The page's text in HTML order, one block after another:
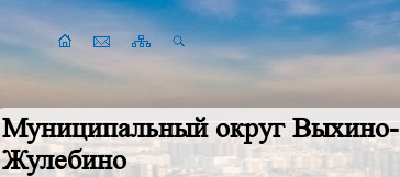
Муниципальный округ Выхино-
Жулебино